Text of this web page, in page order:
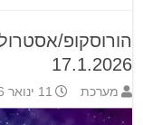
17.1.2026
מערכת 11 ינואר 2026 10:26